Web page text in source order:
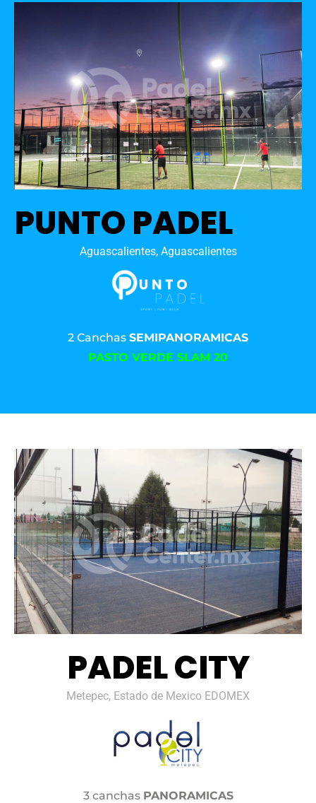
PUNTO PADEL
Aguascalientes, Aguascalientes
2 Canchas SEMIPANORAMICAS
PASTO VERDE SLAM 20
PADEL CITY
Metepec, Estado de Mexico EDOMEX
3 canchas PANORAMICAS